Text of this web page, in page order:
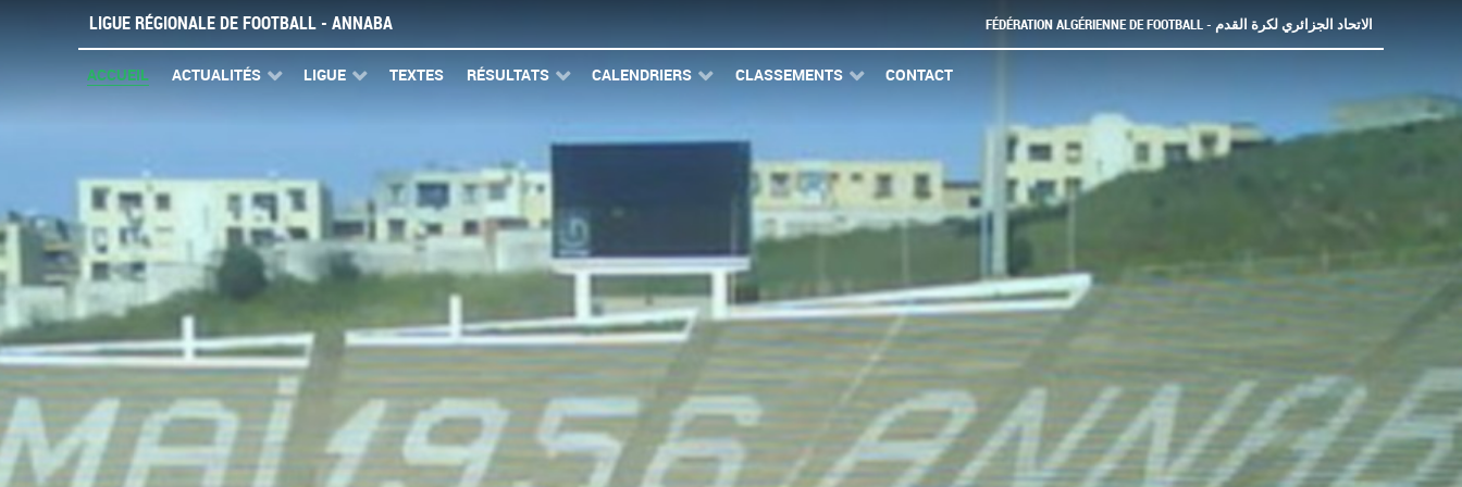
LIGUE RÉGIONALE DE FOOTBALL - ANNABA FÉDÉRATION ALGÉRIENNE DE FOOTBALL - الاتحاد الجزائري لكرة القدم
ACCUEIL ACTUALITÉS LIGUE TEXTES RÉSULTATS CALENDRIERS CLASSEMENTS CONTACT